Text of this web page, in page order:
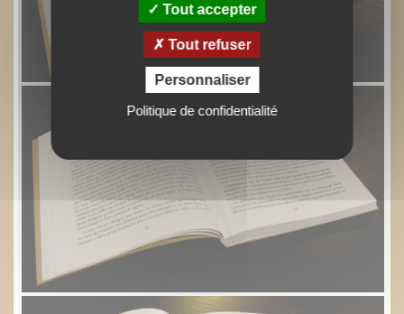
Tout accepter
Tout refuser
Personnaliser
Politique de confidentialité